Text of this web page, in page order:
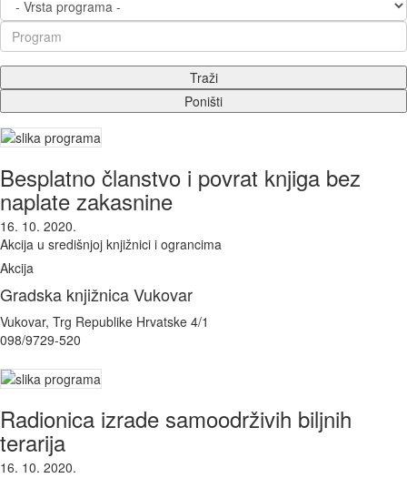
Besplatno članstvo i povrat knjiga bez
naplate zakasnine
16. 10. 2020.
Akcija u središnjoj knjižnici i ograncima
Akcija
Gradska knjižnica Vukovar
Vukovar, Trg Republike Hrvatske 4/1
098/9729-520
Radionica izrade samoodrživih biljnih
terarija
16. 10. 2020.